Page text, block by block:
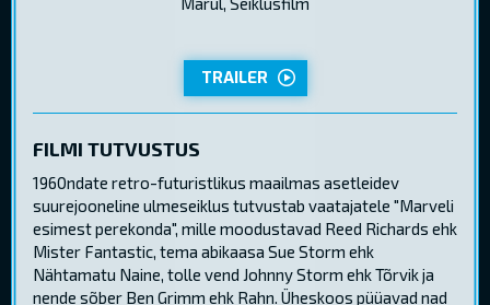
TRAILER
FILMI TUTVUSTUS
1960ndate retro-futuristlikus maailmas asetleidev
suurejooneline ulmeseiklus tutvustab vaatajatele "Marveli
esimest perekonda", mille moodustavad Reed Richards ehk
Mister Fantastic, tema abikaasa Sue Storm ehk
Nähtamatu Naine, tolle vend Johnny Storm ehk Tõrvik ja
nende sõber Ben Grimm ehk Rahn. Üheskoos püüavad nad